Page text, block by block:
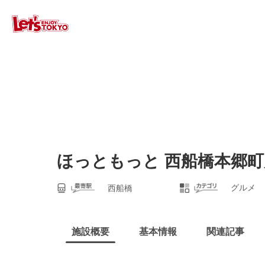
ほっともっと 西船橋本郷
西船橋 グルメ
施設概要 基本情報 関連記事